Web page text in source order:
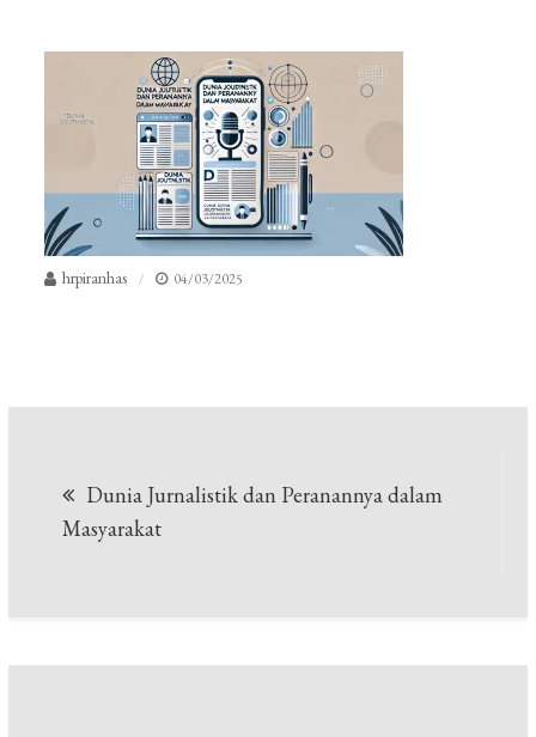
hrpiranhas 04/03/2025
pos
Dunia Jurnalistik dan Peranannya dalam
Masyarakat